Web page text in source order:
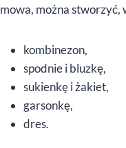
mowa, można stworzyć,
kombinezon,
spodnie i bluzkę,
sukienkę i żakiet,
garsonkę,
dres.